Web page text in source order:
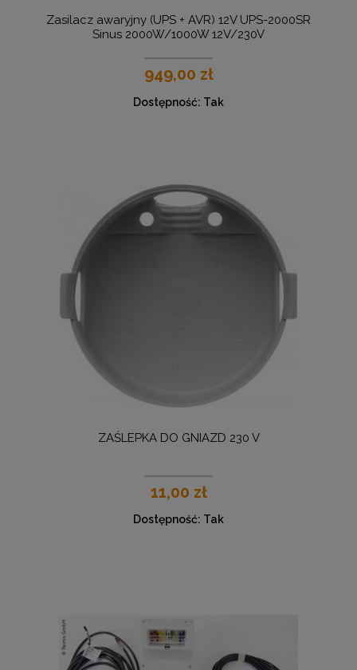
Zasilacz awaryjny (UPS + AVR) 12V UPS-2000SR
Sinus 2000W/1000W 12V/230V
949,00 zł
Dostępność: Tak
ZAŚLEPKA DO GNIAZD 230 V
11,00 zł
Dostępność: Tak